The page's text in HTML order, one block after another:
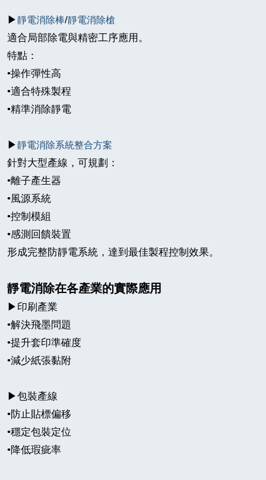
▶靜電消除棒/靜電消除槍
適合局部除電與精密工序應用。
特點：
•操作彈性高
•適合特殊製程
•精準消除靜電
▶靜電消除系統整合方案
針對大型產線，可規劃：
•離子產生器
•風源系統
•控制模組
•感測回饋裝置
形成完整防靜電系統，達到最佳製程控制效果。
靜電消除在各產業的實際應用
▶ 印刷產業
•解決飛墨問題
•提升套印準確度
•減少紙張黏附
▶包裝產線
•防止貼標偏移
•穩定包裝定位
•降低瑕疵率